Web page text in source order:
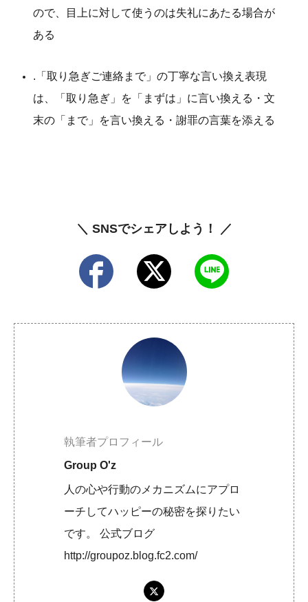
ので、目上に対して使うのは失礼にあたる場合が
ある
.「取り急ぎご連絡まで」の丁寧な言い換え表現
は、「取り急ぎ」を「まずは」に言い換える・文
末の「まで」を言い換える・謝罪の言葉を添える
＼ SNSでシェアしよう！ ／
執筆者プロフィール
Group O'z
人の心や行動のメカニズムにアプロ
ーチしてハッピーの秘密を探りたい
です。 公式ブログ
http://groupoz.blog.fc2.com/